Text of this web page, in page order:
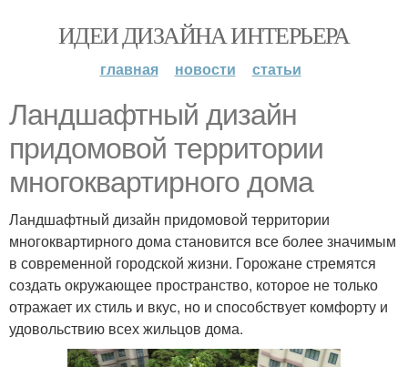
ИДЕИ ДИЗАЙНА ИНТЕРЬЕРА
главная новости статьи
Ландшафтный дизайн
придомовой территории
многоквартирного дома
Ландшафтный дизайн придомовой территории
многоквартирного дома становится все более значимым
в современной городской жизни. Горожане стремятся
создать окружающее пространство, которое не только
отражает их стиль и вкус, но и способствует комфорту и
удовольствию всех жильцов дома.